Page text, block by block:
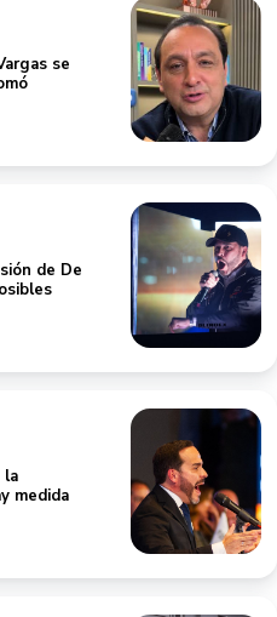
se
de De
la
medida